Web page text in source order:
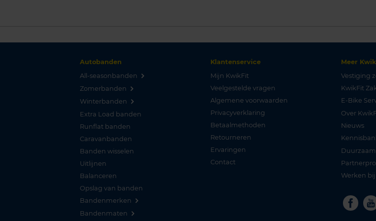
Autobanden
All-seasonbanden
Zomerbanden
Winterbanden
Extra Load banden
Runflat banden
Caravanbanden
Banden wisselen
Uitlijnen
Balanceren
Opslag van banden
Bandenmerken
Bandenmaten
Klantenservice
Mijn KwikFit
Veelgestelde vragen
Algemene voorwaarden
Privacyverklaring
Betaalmethoden
Retourneren
Ervaringen
Contact
Meer
Vestiging
KwikFit
E-Bike
Over
Nieuws
Werken